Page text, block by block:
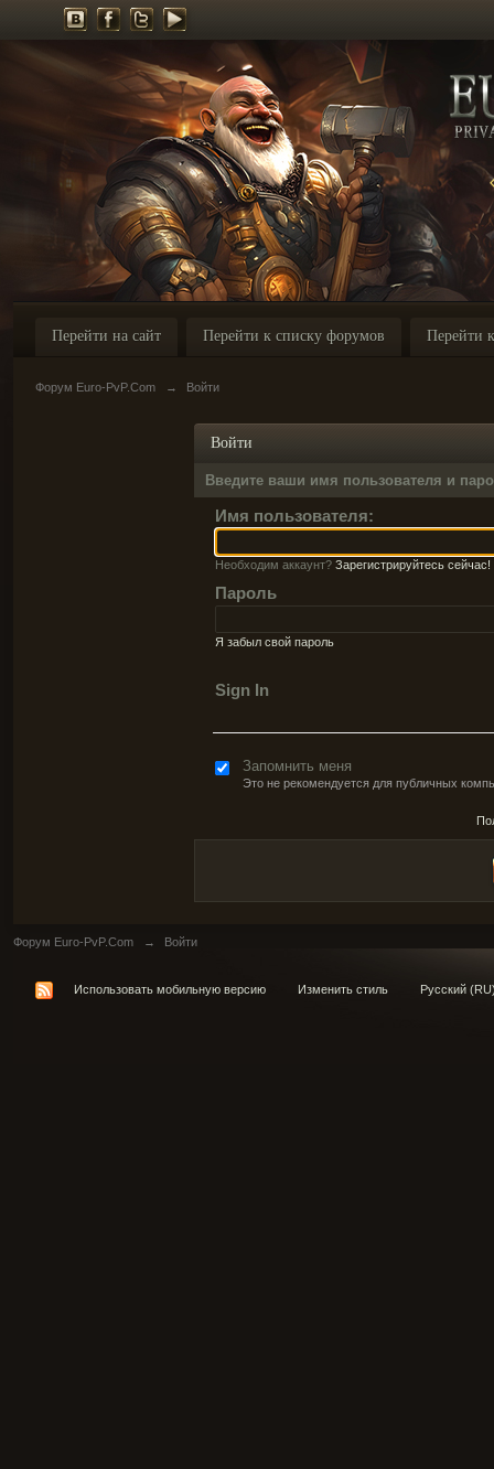
Перейти на сайт Перейти к списку форумов Перейти
Форум Euro-PvP.Com → Войти
Войти
Введите ваши имя пользователя и
Имя пользователя:
Необходим аккаунт? Зарегистрируйтесь сейчас!
Пароль
Я забыл свой пароль
Sign In
Запомнить меня
Это не рекомендуется для публичных
Форум Euro-PvP.Com → Войти
Использовать мобильную версию Изменить стиль Русский